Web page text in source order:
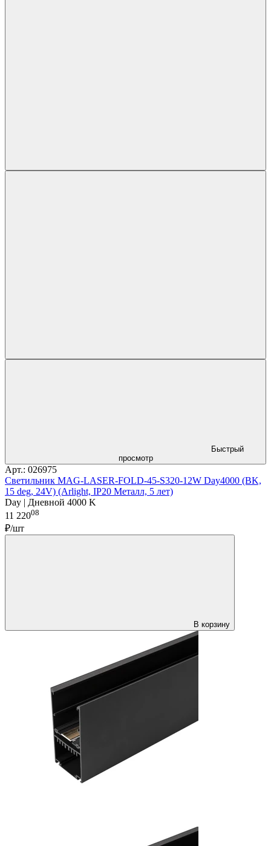
Быстрый
просмотр
Арт.: 026975
Светильник MAG-LASER-FOLD-45-S320-12W Day4000 (BK,
15 deg, 24V) (Arlight, IP20 Металл, 5 лет)
Day | Дневной 4000 K
11 22008
₽/шт
В корзину